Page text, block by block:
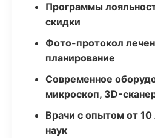
Программы
скидки
Фото-протокол
планирование
Современное
микроскоп, 3D-
Врачи с опытом от 10
наук